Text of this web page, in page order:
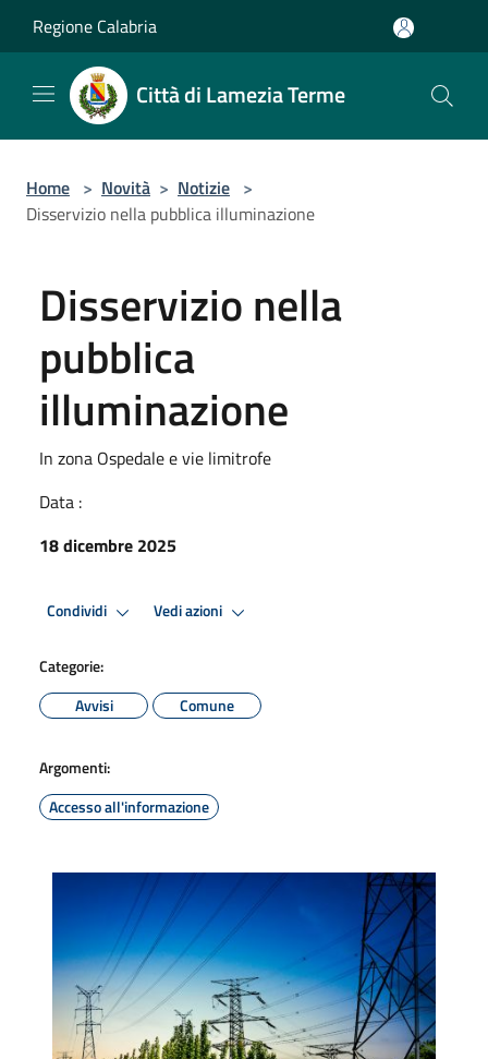
Regione Calabria
Città di Lamezia Terme
Home > Novità > Notizie >
Disservizio nella pubblica illuminazione
Disservizio nella
pubblica
illuminazione
In zona Ospedale e vie limitrofe
Data :
18 dicembre 2025
Condividi Vedi azioni
Categorie:
Avvisi
Comune
Argomenti:
Accesso all'informazione